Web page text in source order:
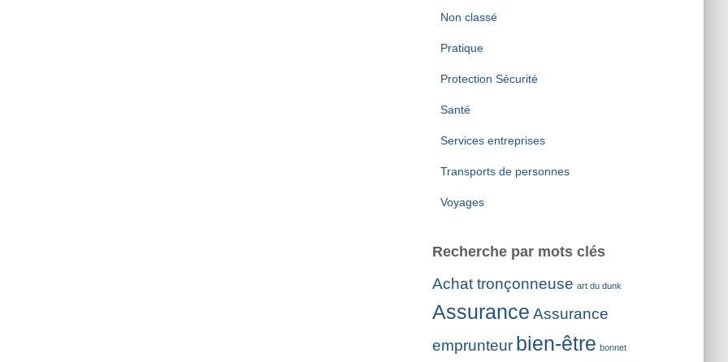
Non classé
Pratique
Protection Sécurité
Santé
Services entreprises
Transports de personnes
Voyages
Recherche par mots clés
Achat tronçonneuse art du dunk
Assurance Assurance
emprunteur bien-être bonnet